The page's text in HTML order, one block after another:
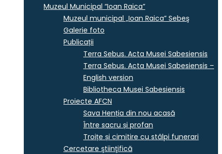
Muzeul Municipal “Ioan Raica”
Muzeul municipal „Ioan Raica” Sebeş
Galerie foto
Publicații
Terra Sebus. Acta Musei Sabesiensis
Terra Sebus. Acta Musei Sabesiensis –
English version
Bibliotheca Musei Sabesiensis
Proiecte AFCN
Sava Henția din nou acasă
Între sacru și profan
Troițe și cimitire cu stâlpi funerari
Cercetare ştiinţifică